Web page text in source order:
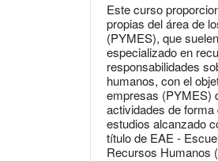
Este curso
propias del área de
(PYMES), que
especializado en
responsabilidades
humanos, con el
empresas (PYMES)
actividades de
estudios alcanzado
título de EAE -
Recursos Humanos